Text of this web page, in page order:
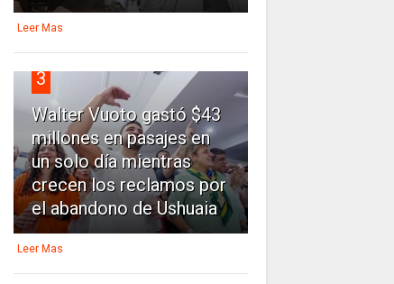
Leer Mas
3
Walter Vuoto gastó $43
millones en pasajes en
un solo día mientras
crecen los reclamos por
el abandono de Ushuaia
Leer Mas